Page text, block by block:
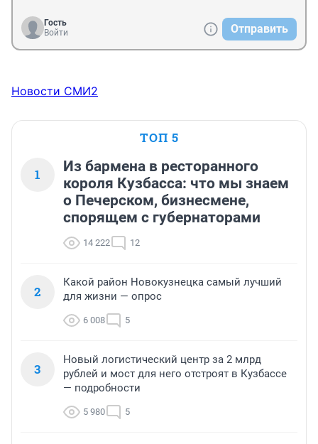
Гость
Войти
Отправить
Новости СМИ2
ТОП 5
1
Из бармена в ресторанного
короля Кузбасса: что мы знаем
о Печерском, бизнесмене,
спорящем с губернаторами
14 222 12
2
Какой район Новокузнецка самый лучший
для жизни — опрос
6 008 5
3
Новый логистический центр за 2 млрд
рублей и мост для него отстроят в Кузбассе
— подробности
5 980 5